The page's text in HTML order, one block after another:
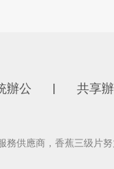
辦公 共享
應商，香蕉三级片